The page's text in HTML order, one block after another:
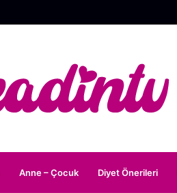
Anne – Çocuk Diyet Önerileri